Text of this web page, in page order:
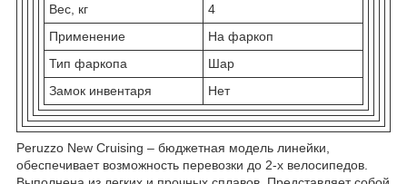
Вес, кг
4
Применение
На фаркоп
Тип фаркопа
Шар
Замок инвентаря
Нет
Peruzzo New Cruising – бюджетная модель линейки,
обеспечивает возможность перевозки до 2-х велосипедов.